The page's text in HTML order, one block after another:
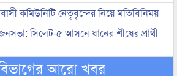
কমিউনিটি নেতৃবৃন্দের নিয়ে মতিবিনিময়
সিলেট-৫ আসনে ধানের শীষের প্রার্থী
আরো খবর